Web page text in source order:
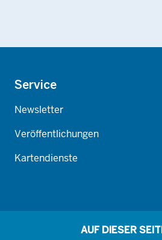
Footer
Service
Newsletter
Veröffentlichungen
Kartendienste
AUF DIESER